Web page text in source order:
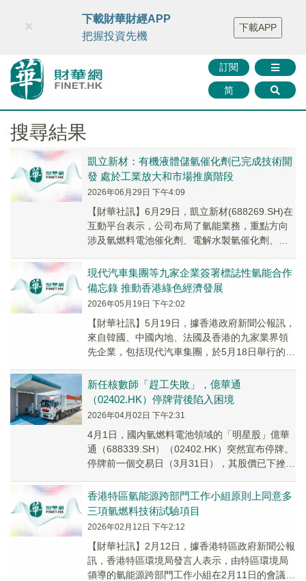
財華智庫網 FINTV FINMETA 財華證券 媒體矩陣
智庫沙龍
聯絡我們
訂閱
简
×
下載財華財經APP
把握投資先機
下載APP
搜尋結果
凱立新材：有機液體儲氫催化劑已完成技術開
發 處於工業放大和市場推廣階段
2026年06月29日 下午4:09
【財華社訊】6月29日，凱立新材(688269.SH)在
互動平台表示，公司布局了氫能業務，重點方向
涉及氫燃料電池催化劑、電解水製氫催化劑、氣
現代汽車集團等九家企業簽署標誌性氫能合作
備忘錄 推動香港綠色經濟發展
2026年05月19日 下午2:02
【財華社訊】5月19日，據香港政府新聞公報訊，
來自韓國、中國內地、法國及香港的九家業界領
先企業，包括現代汽車集團，於5月18日舉行的國
新任核數師「趕工失敗」，億華通
（02402.HK）停牌背後陷入困境
2026年04月02日 下午2:31
4月1日，國內氫燃料電池領域的「明星股」億華
通（688339.SH）（02402.HK）突然宣布停牌。
停牌前一個交易日（3月31日），其股價已下挫
香港特區氫能源跨部門工作小組原則上同意多
三項氫燃料技術試驗項目
2026年02月12日 下午2:12
【財華社訊】2月12日，據香港特區政府新聞公報
訊，香港特區環境局發言人表示，由特區環境局
領導的氫能源跨部門工作小組在2月11日的會議上